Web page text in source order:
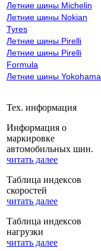
Летние шины Michelin
Летние шины Nokian
Tyres
Летние шины Pirelli
Летние шины Pirelli
Formula
Летние шины Yokohama
Тех. информация
Информация о
маркировке
автомобильных шин.
читать далее
Таблица индексов
скоростей
читать далее
Таблица индексов
нагрузки
читать далее